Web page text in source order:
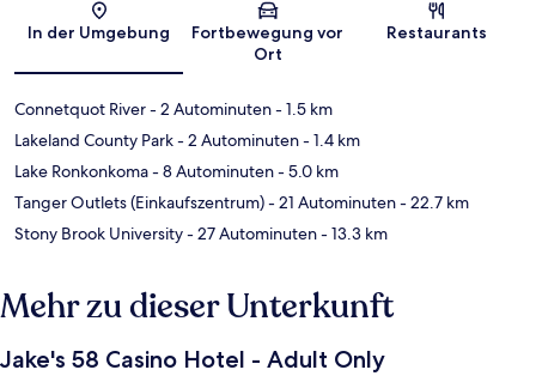
Karte
In der Umgebung
Fortbewegung vor
Ort
Restaurants
Connetquot River- 2 Autominuten- 1.5 km
Lakeland County Park- 2 Autominuten- 1.4 km
Lake Ronkonkoma- 8 Autominuten- 5.0 km
Tanger Outlets (Einkaufszentrum)- 21 Autominuten- 22.7 km
Stony Brook University- 27 Autominuten- 13.3 km
Mehr zu dieser Unterkunft
Jake's 58 Casino Hotel - Adult Only